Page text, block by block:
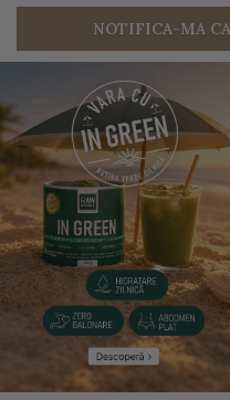
NOTIFICA-MA